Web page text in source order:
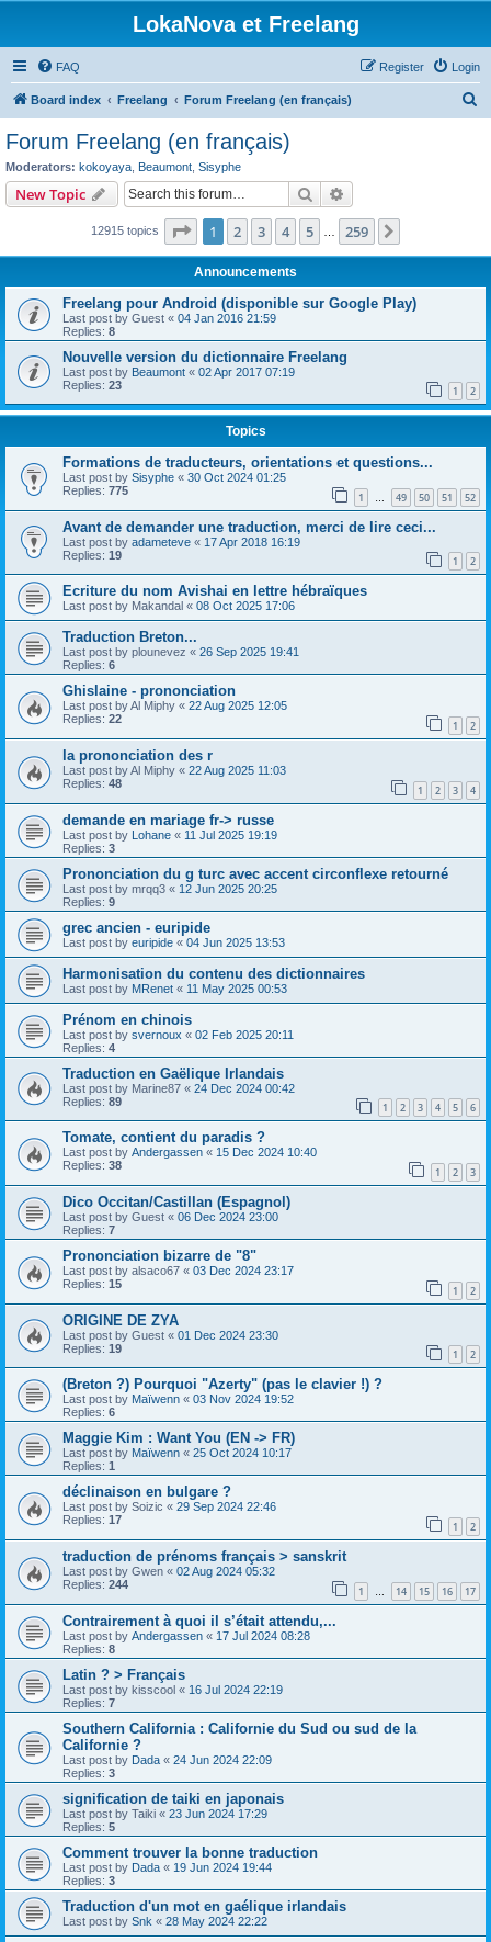
LokaNova et Freelang
FAQ Login
Register
Board index Freelang Forum Freelang (en français)
Forum Freelang (en français)
Moderators: kokoyaya Beaumont Sisyphe
New Topic Search
12915 topics Page 1of 259
1 2 3 4 5 259
Announcements
Freelang pour Android (disponible sur Google Play)
Last post by Guest « 04 Jan 2016 21:59
Replies: 8
Nouvelle version du dictionnaire Freelang
Last post by Beaumont « 02 Apr 2017 07:19
Replies: 23 1 2
Topics
Formations de traducteurs, orientations et questions...
Last post by Sisyphe « 30 Oct 2024 01:25
Replies: 775 1 … 49 50 51 52
Avant de demander une traduction, merci de lire ceci...
Last post by adameteve « 17 Apr 2018 16:19
Replies: 19 1 2
Ecriture du nom Avishai en lettre hébraïques
Last post by Makandal « 08 Oct 2025 17:06
Traduction Breton...
Last post by plounevez « 26 Sep 2025 19:41
Replies: 6
Ghislaine - prononciation
Last post byAl Miphy « 22 Aug 2025 12:05
Replies: 22 1 2
la prononciation des r
Last post byAl Miphy « 22 Aug 2025 11:03
Replies: 48 1 2 3 4
demande en mariage fr-> russe
Last post by Lohane « 11 Jul 2025 19:19
Replies: 3
Prononciation du g turc avec accent circonflexe retourné
Last post by mrqq3 « 12 Jun 2025 20:25
Replies: 9
grec ancien - euripide
Last post by euripide « 04 Jun 2025 13:53
Harmonisation du contenu des dictionnaires
Last post by MRenet « 11 May 2025 00:53
Prénom en chinois
Last post by svernoux « 02 Feb 2025 20:11
Replies: 4
Traduction en Gaëlique Irlandais
Last post by Marine87 « 24 Dec 2024 00:42
Replies: 89 1 2 3 4 5 6
Tomate, contient du paradis ?
Last post by Andergassen « 15 Dec 2024 10:40
Replies: 38 1 2 3
Dico Occitan/Castillan (Espagnol)
Last post by Guest « 06 Dec 2024 23:00
Replies: 7
Prononciation bizarre de "8"
Last post by alsaco67 « 03 Dec 2024 23:17
Replies: 15 1 2
ORIGINE DE ZYA
Last post by Guest « 01 Dec 2024 23:30
Replies: 19 1 2
(Breton ?) Pourquoi "Azerty" (pas le clavier !) ?
Last post by Maïwenn « 03 Nov 2024 19:52
Replies: 6
Maggie Kim : Want You (EN -> FR)
Last post by Maïwenn « 25 Oct 2024 10:17
Replies: 1
déclinaison en bulgare ?
Last post by Soizic « 29 Sep 2024 22:46
Replies: 17 1 2
traduction de prénoms français > sanskrit
Last post by Gwen « 02 Aug 2024 05:32
Replies: 244 1 … 14 15 16 17
Contrairement à quoi il s’était attendu,...
Last post by Andergassen « 17 Jul 2024 08:28
Replies: 8
Latin ? > Français
Last post by kisscool « 16 Jul 2024 22:19
Replies: 7
Southern California : Californie du Sud ou sud de la
Californie ?
Last post by Dada « 24 Jun 2024 22:09
Replies: 3
signification de taiki en japonais
Last post by Taiki « 23 Jun 2024 17:29
Replies: 5
Comment trouver la bonne traduction
Last post by Dada « 19 Jun 2024 19:44
Replies: 3
Traduction d'un mot en gaélique irlandais
Last post by Snk « 28 May 2024 22:22